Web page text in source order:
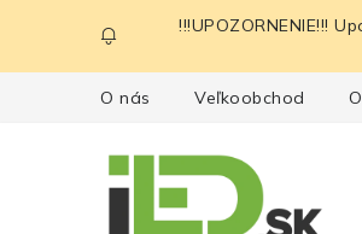
obsah
!!!UPOZORNENIE!!!
O nás Veľkoobchod